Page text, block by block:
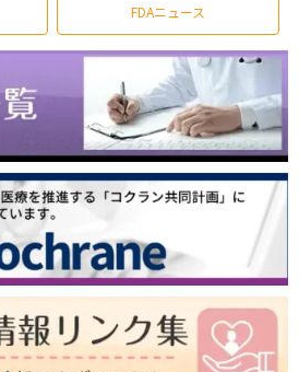
FDAニュース